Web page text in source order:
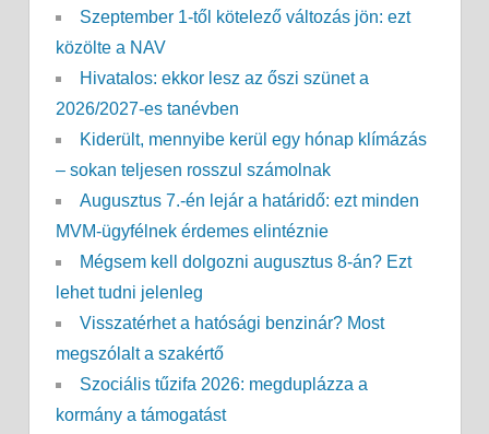
Szeptember 1-től kötelező változás jön: ezt
közölte a NAV
Hivatalos: ekkor lesz az őszi szünet a
2026/2027-es tanévben
Kiderült, mennyibe kerül egy hónap klímázás
– sokan teljesen rosszul számolnak
Augusztus 7.-én lejár a határidő: ezt minden
MVM-ügyfélnek érdemes elintéznie
Mégsem kell dolgozni augusztus 8-án? Ezt
lehet tudni jelenleg
Visszatérhet a hatósági benzinár? Most
megszólalt a szakértő
Szociális tűzifa 2026: megduplázza a
kormány a támogatást